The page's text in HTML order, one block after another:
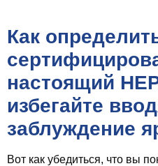
Как
настоящий
избегайте
заблуждение
Вот как убедиться, что вы